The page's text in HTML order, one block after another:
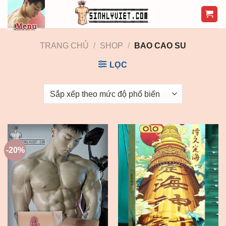
content
TRANG CHỦ
/ SHOP / BAO CAO SU
LỌC
-20%